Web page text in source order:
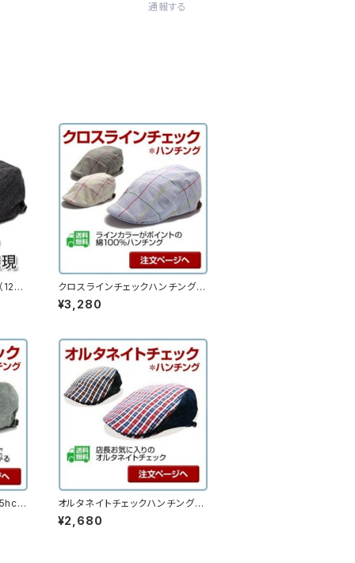
通報する
クロスラインチェックハンチング
（14hc-ss07）
¥3,280
s
オルタネイトチェックハンチング
（16hc-ss02）
¥2,680